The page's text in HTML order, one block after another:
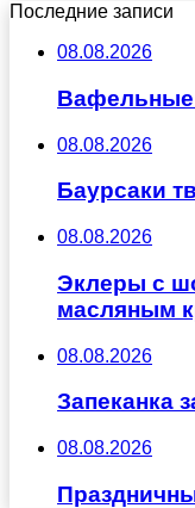
Последние записи
08.08.2026
Вафельные
08.08.2026
Баурсаки
08.08.2026
Эклеры с
масляным
08.08.2026
Запеканка
08.08.2026